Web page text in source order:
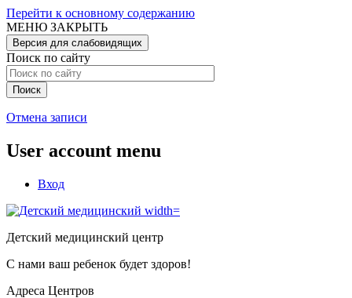
Перейти к основному содержанию
МЕНЮ ЗАКРЫТЬ
Версия для слабовидящих
Поиск по сайту
Отмена записи
User account menu
Вход
Детский медицинский центр
С нами ваш ребенок будет здоров!
Адреса Центров